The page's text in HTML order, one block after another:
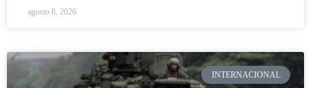
agosto 8, 2026
INTERNACIONAL